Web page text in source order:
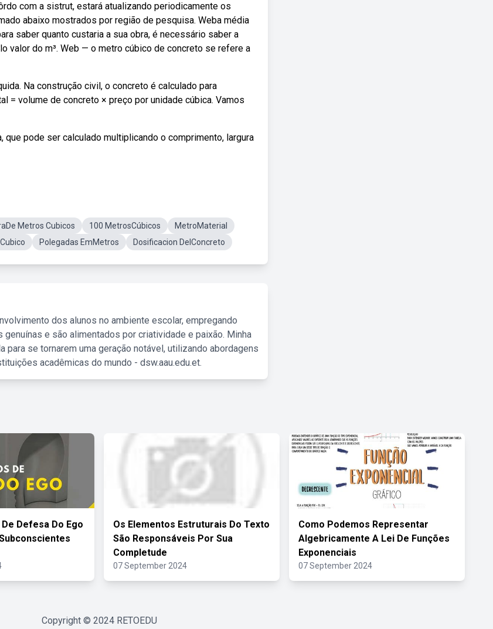
com a sistrut, estará atualizando periodicamente os
abaixo mostrados por região de pesquisa. Weba média
saber quanto custaria a sua obra, é necessário saber a
valor do m³. Web — o metro cúbico de concreto se refere a
Na construção civil, o concreto é calculado para
= volume de concreto × preço por unidade cúbica. Vamos
pode ser calculado multiplicando o comprimento, largura
Metros Cubicos 100 MetrosCúbicos
MetroMaterial
Polegadas EmMetros Dosificacion DelConcreto
dos alunos no ambiente escolar, empregando
e são alimentados por criatividade e paixão. Minha
se tornarem uma geração notável, utilizando abordagens
acadêmicas do mundo - dsw.aau.edu.et.
Defesa Do Ego
Os Elementos Estruturais Do Texto
São Responsáveis Por Sua
Completude
07 September 2024
Como Podemos Representar
Algebricamente A Lei De Funções
Exponenciais
07 September 2024
Copyright © 2024 RETOEDU